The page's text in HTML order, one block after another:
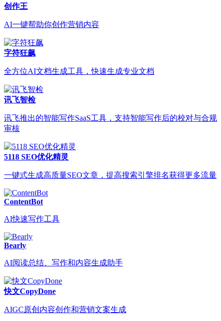
创作王
AI一键帮助你创作营销内容
字符狂飙
全方位AI文档生成工具，快速生成专业文档
讯飞智检
讯飞推出的智能写作SaaS工具，支持智能写作后的校对与合规
审核
5118 SEO优化精灵
一键式生成高质量SEO文章，提高搜索引擎排名获得更多流量
ContentBot
AI快速写作工具
Bearly
AI阅读总结、写作和内容生成助手
快文CopyDone
AIGC原创内容创作和营销文案生成